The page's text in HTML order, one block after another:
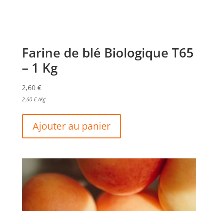
Farine de blé Biologique T65
– 1 Kg
2,60 €
2,60 € /Kg
Ajouter au panier